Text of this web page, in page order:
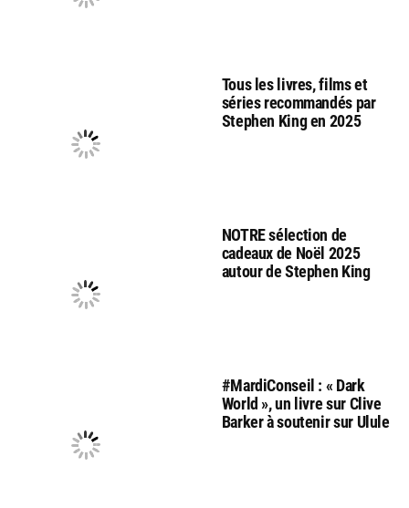
Tous les livres, films et
séries recommandés par
Stephen King en 2025
NOTRE sélection de
cadeaux de Noël 2025
autour de Stephen King
#MardiConseil : « Dark
World », un livre sur Clive
Barker à soutenir sur Ulule